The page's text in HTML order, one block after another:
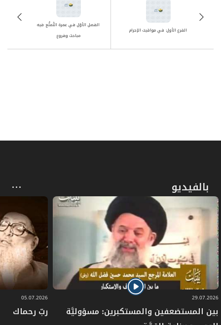
الفصل الأوّل في عمرة التَّمتُّع فيه
مباحث وفروع
الفرع الأول: في مواقيت الإحرام
بالفيديو
29.07.2026
بين المستضعفين والمستكبرين: مسؤوليَّة
05.07.2026
ربّ رحماك